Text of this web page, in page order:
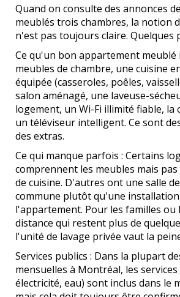
Quand on consulte des annonces
meublés trois chambres, la notion
n'est pas toujours claire. Quelques
Ce qu'un bon appartement meublé
meubles de chambre, une cuisine
équipée (casseroles, poêles,
salon aménagé, une laveuse-
logement, un Wi-Fi illimité fiable, la
un téléviseur intelligent. Ce sont
des extras.
Ce qui manque parfois : Certains
comprennent les meubles mais pas
de cuisine. D'autres ont une salle
commune plutôt qu'une
l'appartement. Pour les familles ou
distance qui restent plus de
l'unité de lavage privée vaut la
Services publics : Dans la plupart
mensuelles à Montréal, les
électricité, eau) sont inclus dans le